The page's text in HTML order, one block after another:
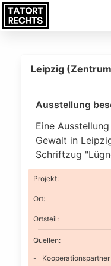
Leipzig
Ausstellung
Eine
Gewalt in
Schriftzug
Projekt:
Ort:
Ortsteil:
Quellen:
Kooperationspartner